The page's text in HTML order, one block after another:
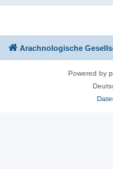
Arachnologische
Powered by